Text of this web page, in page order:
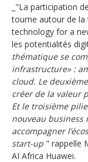
_"La participation
tourne autour de la
technology for a
les potentialités
thématique se
infrastructure» :
cloud. Le
créer de la valeur
Et le troisième
nouveau business
accompagner
start-up " rappelle
AI Africa Huawei.